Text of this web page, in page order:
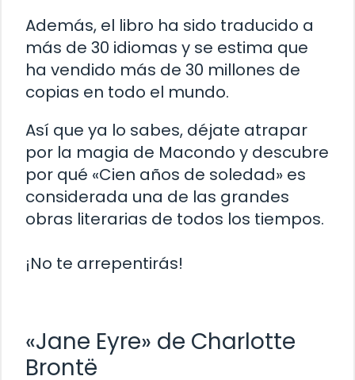
Además, el libro ha sido traducido a
más de 30 idiomas y se estima que
ha vendido más de 30 millones de
copias en todo el mundo.
Así que ya lo sabes, déjate atrapar
por la magia de Macondo y descubre
por qué «Cien años de soledad» es
considerada una de las grandes
obras literarias de todos los tiempos.
¡No te arrepentirás!
«Jane Eyre» de Charlotte
Brontë